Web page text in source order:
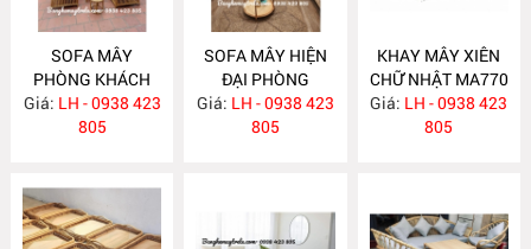
SOFA MÂY
PHÒNG KHÁCH
KIỂU DÁNG ĐƠN
GIẢN MA778
Giá: LH - 0938 423
805
SOFA MÂY HIỆN
ĐẠI PHÒNG
KHÁCH MA777
Giá: LH - 0938 423
805
KHAY MÂY XIÊN
CHỮ NHẬT MA770
Giá: LH - 0938 423
805